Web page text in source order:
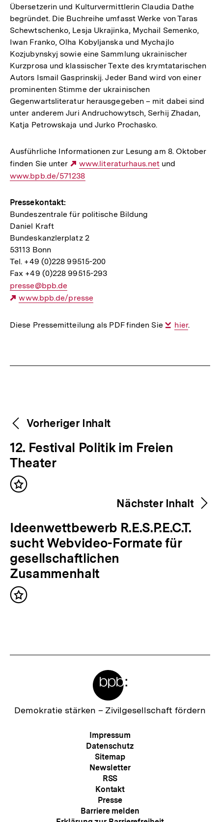
Übersetzerin und Kulturvermittlerin Claudia Dathe
begründet. Die Buchreihe umfasst Werke von Taras
Schewtschenko, Lesja Ukrajinka, Mychail Semenko,
Iwan Franko, Olha Kobyljanska und Mychajlo
Kozjubynskyj sowie eine Sammlung ukrainischer
Kurzprosa und klassischer Texte des krymtatarischen
Autors Ismail Gasprinskij. Jeder Band wird von einer
prominenten Stimme der ukrainischen
Gegenwartsliteratur herausgegeben – mit dabei sind
unter anderem Juri Andruchowytsch, Serhij Zhadan,
Katja Petrowskaja und Jurko Prochasko.
Ausführliche Informationen zur Lesung am 8. Oktober
finden Sie unter
Externer
Link:
www.literaturhaus.netund
www.bpb.de/571238
Pressekontakt:
Bundeszentrale für politische Bildung
Daniel Kraft
Bundeskanzlerplatz 2
53113 Bonn
Tel. +49 (0)228 99515-200
Fax +49 (0)228 99515-293
E-
Mail
presse@bpb.de
Externer
www.bpb.de/presse
Diese Pressemitteilung als PDF finden Sie
Interner
hier.
Weitere
Inhalte
Content-
Navigation
Vorheriger Inhalt
V
o
r
h
r
i
g
e
r
I
12. Festival Politik im Freien
Theater
Inhalt
Nächster Inhalt
N
ä
c
h
s
t
Ideenwettbewerb R.E.S.P.E.C.T.
sucht Webvideo-Formate für
gesellschaftlichen
Zusammenhalt
Inhalt
Zur
Demokratie stärken – Zivilgesellschaft fördern
Meta-
Navigation
Impressum
Datenschutz
Sitemap
Newsletter
RSS
Kontakt
Presse
Barriere melden